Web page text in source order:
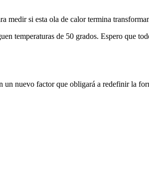
medir si esta ola de calor termina
temperaturas de 50 grados. Espero que
nuevo factor que obligará a redefinir la